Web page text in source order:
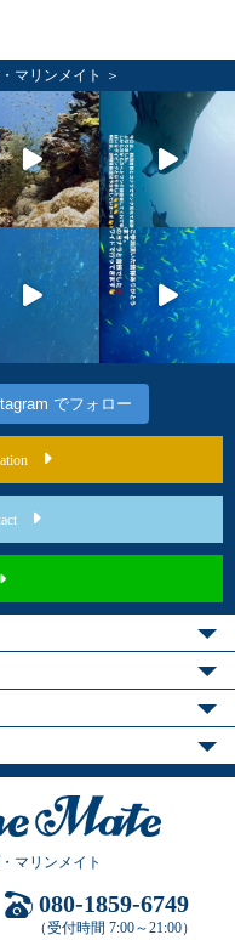
マリンメイト ＞
でフォロー
マリンメイト
080-1859-6749
（受付時間 7:00～21:00）